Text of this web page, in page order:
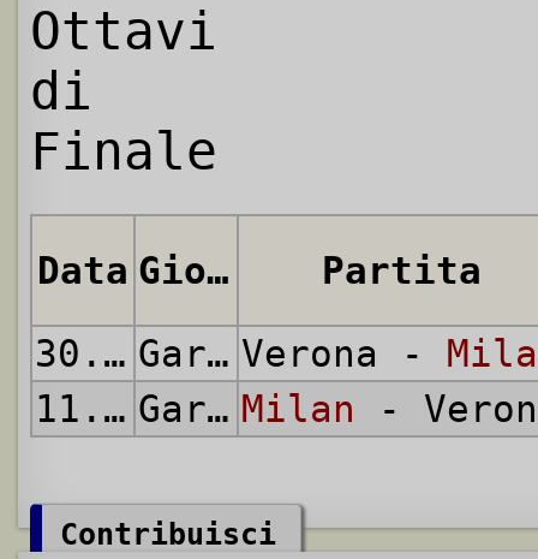
Ottavi
di
Finale
Data Giornata
Partita
30.10.1991
Gara di Andata Verona -
11.12.1991
Gara di Ritorno Milan -
Contribuisci